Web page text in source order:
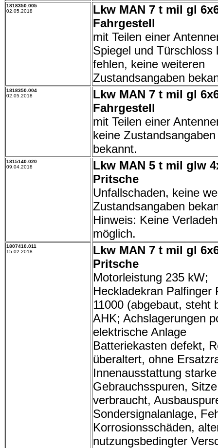
1818350.005
02.05.2018
Lkw MAN 7 t mil gl
Fahrgestell
mit Teilen einer
Spiegel und Türschloss
fehlen, keine weiteren
Zustandsangaben
1818350.004
02.05.2018
Lkw MAN 7 t mil gl
Fahrgestell
mit Teilen einer
keine Zustandsangaben
bekannt.
1815140.020
09.04.2018
Lkw MAN 5 t mil glw
Pritsche
Unfallschaden, keine
Zustandsangaben
Hinweis: Keine
möglich.
1807410.011
15.02.2018
Lkw MAN 7 t mil gl
Pritsche
Motorleistung 235 kW;
Heckladekran Palfinger
11000 (abgebaut, steht
AHK; Achslagerungen
elektrische Anlage
Batteriekasten defekt,
überaltert, ohne
Innenausstattung starke
Gebrauchsspuren, Sitze
verbraucht,
Sondersignalanlage,
Korrosionsschäden,
nutzungsbedingter